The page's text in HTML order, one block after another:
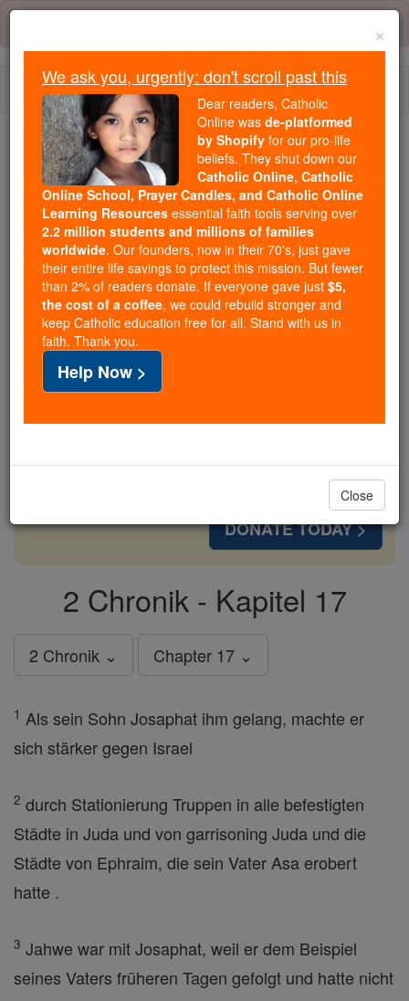
Skip
content
Because of You, 2.2 Million
Students Are Being Formed in the
Faith
Because of generous supporters like you,
Catholic Online School has already delivered
free, faithful Catholic education to over 2.2
million students across 193 countries. In an age
of noise and algorithms, you are helping form
souls with truth, prayer, Scripture, and Christ.
If everyone who reads this gave just $5 — the
free for all. Be Courageous. Be Catholic. Stand
DONATE TODAY >
2 Chronik - Kapitel 17
2 Chronik ⌄ Chapter 17 ⌄
1 Als sein Sohn Josaphat ihm gelang, machte er
sich stärker gegen Israel
2 durch Stationierung Truppen in alle befestigten
Städte in Juda und von garrisoning Juda und die
Städte von Ephraim, die sein Vater Asa erobert
hatte .
3 Jahwe war mit Josaphat, weil er dem Beispiel
seines Vaters früheren Tagen gefolgt und hatte nicht
×
We ask you, urgently: don't scroll past this
Dear readers, Catholic
Online was de-platformed
by Shopify for our pro-life
beliefs. They shut down our
Catholic Online, Catholic
Online School, Prayer Candles, and Catholic Online
Learning Resources essential faith tools serving over
2.2 million students and millions of families
worldwide. Our founders, now in their 70's, just gave
their entire life savings to protect this mission. But fewer
than 2% of readers donate. If everyone gave just $5,
the cost of a coffee, we could rebuild stronger and
keep Catholic education free for all. Stand with us in
faith. Thank you.
Help Now >
Close